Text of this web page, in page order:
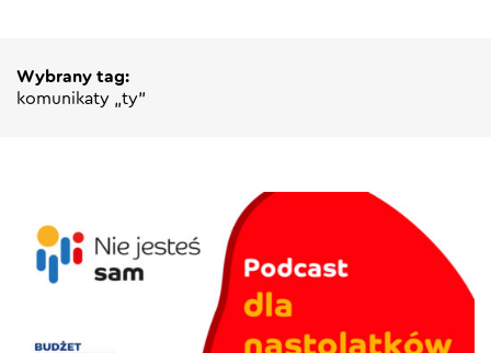
Wybrany tag:
komunikaty „ty”